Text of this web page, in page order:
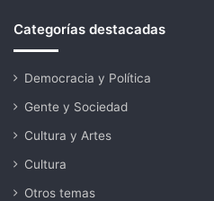
Categorías destacadas
Democracia y Política
Gente y Sociedad
Cultura y Artes
Cultura
Otros temas